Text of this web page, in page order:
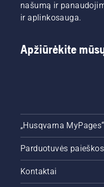
našumą ir
ir aplinkosauga.
Apžiūrėkite
„Husqvarna MyPages“
Parduotuvės
Kontaktai